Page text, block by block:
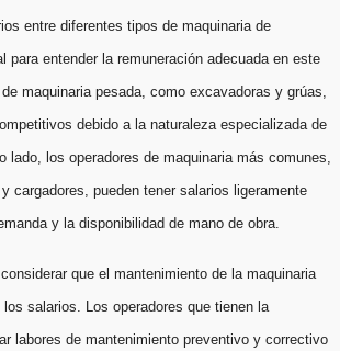
entre diferentes tipos de maquinaria de
para entender la remuneración adecuada en este
maquinaria pesada, como excavadoras y grúas,
debido a la naturaleza especializada de
lado, los operadores de maquinaria más comunes,
cargadores, pueden tener salarios ligeramente
y la disponibilidad de mano de obra.
que el mantenimiento de la maquinaria
salarios. Los operadores que tienen la
labores de mantenimiento preventivo y correctivo